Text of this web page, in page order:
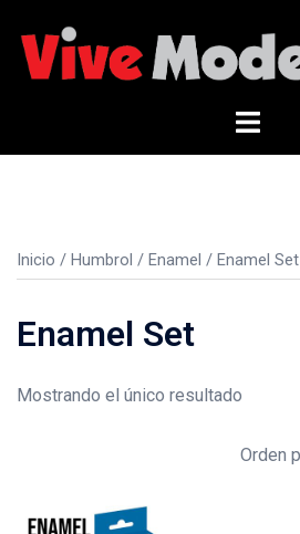
contenido
Alternar
Inicio / Humbrol / Enamel / Enamel Set
Enamel Set
Mostrando el único resultado